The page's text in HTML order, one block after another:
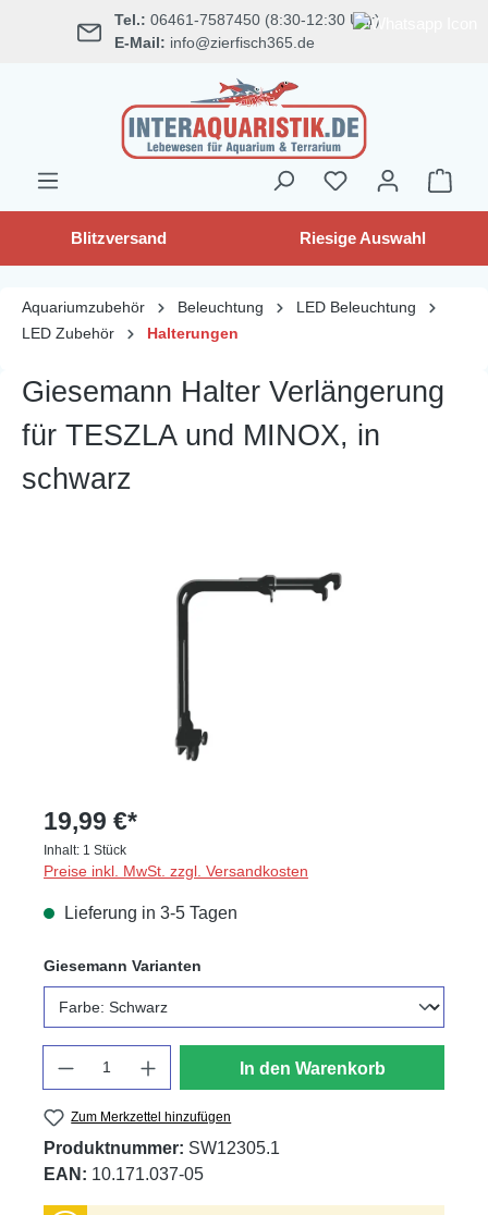
springen Tel.: 06461-7587450 (8:30-12:30 Uhr)
E-Mail: info@zierfisch365.de
Blitzversand Riesige Auswahl
Aquariumzubehör Beleuchtung
LED Beleuchtung
LED Zubehör
Halterungen
Giesemann Halter Verlängerung
für TESZLA und MINOX, in
schwarz
19,99 €*
Inhalt: 1 Stück
Preise inkl. MwSt. zzgl. Versandkosten
Lieferung in 3-5 Tagen
Giesemann Varianten
In den Warenkorb
Zum Merkzettel hinzufügen
Produktnummer: SW12305.1
EAN: 10.171.037-05